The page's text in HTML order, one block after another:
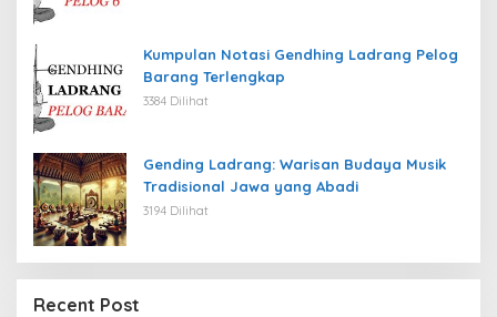
Kumpulan Notasi Gendhing Ladrang Pelog
Barang Terlengkap
3384 Dilihat
Gending Ladrang: Warisan Budaya Musik
Tradisional Jawa yang Abadi
3194 Dilihat
Recent Post